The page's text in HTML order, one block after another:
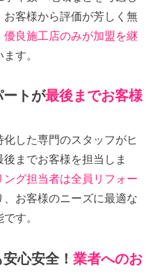
客様から評価が芳しく無
優良施工店のみが加盟を継
ます。
ートが最後までお客様
した専門のスタッフがヒ
までお客様を担当しま
グ担当者は全員リフォー
、お客様のニーズに最適な
す。
心安全！業者へのお